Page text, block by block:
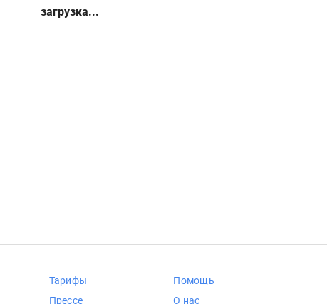
загрузка...
Тарифы
Прессе
Помощь
О нас